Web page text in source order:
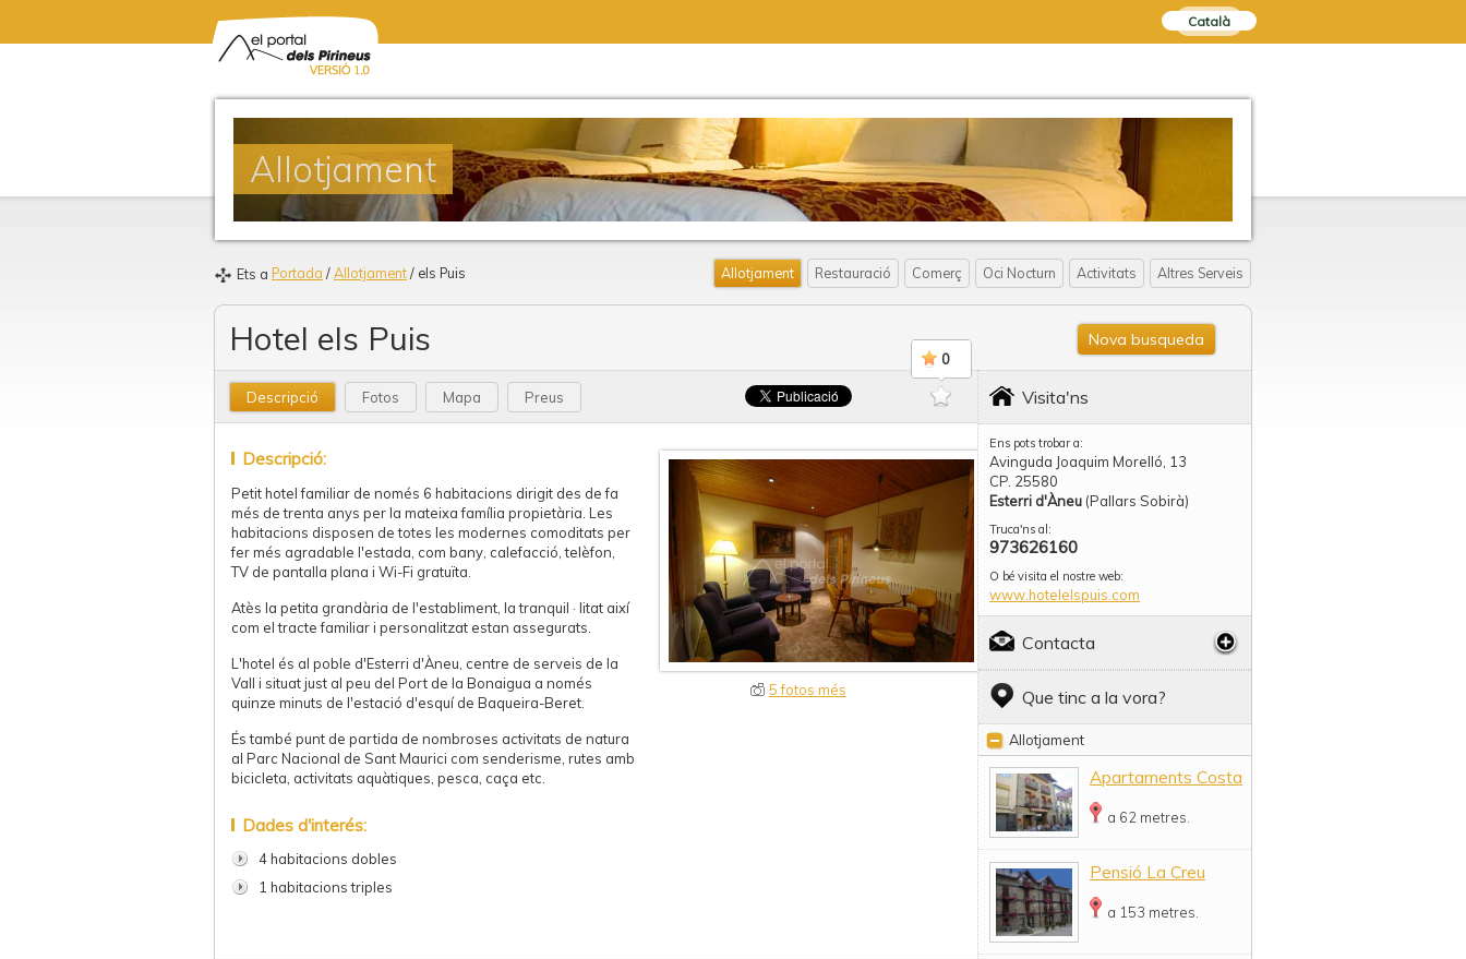
Català
Allotjament
Ets a Portada / Allotjament / els Puis Allotjament Restauració Comerç Oci Nocturn Activitats Altres Serveis
Hotel els Puis
0
Nova busqueda
Descripció Fotos Mapa Preus
Descripció:
Petit hotel familiar de només 6 habitacions dirigit des de fa
més de trenta anys per la mateixa família propietària. Les
habitacions disposen de totes les modernes comoditats per
fer més agradable l'estada, com bany, calefacció, telèfon,
TV de pantalla plana i Wi-Fi gratuïta.
Atès la petita grandària de l'establiment, la tranquil · litat així
com el tracte familiar i personalitzat estan assegurats.
L'hotel és al poble d'Esterri d'Àneu, centre de serveis de la
Vall i situat just al peu del Port de la Bonaigua a només
quinze minuts de l'estació d'esquí de Baqueira-Beret.
És també punt de partida de nombroses activitats de natura
al Parc Nacional de Sant Maurici com senderisme, rutes amb
bicicleta, activitats aquàtiques, pesca, caça etc.
Dades d'interés:
4 habitacions dobles
1 habitacions triples
5 fotos més
Visita'ns
Ens pots trobar a:
Avinguda Joaquim Morelló, 13
CP. 25580
Esterri d'Àneu (Pallars Sobirà)
Truca'ns al:
973626160
O bé visita el nostre web:
www.hotelelspuis.com
Contacta
Que tinc a la vora?
Allotjament
Apartaments Costa
a 62 metres.
Pensió La Creu
a 153 metres.